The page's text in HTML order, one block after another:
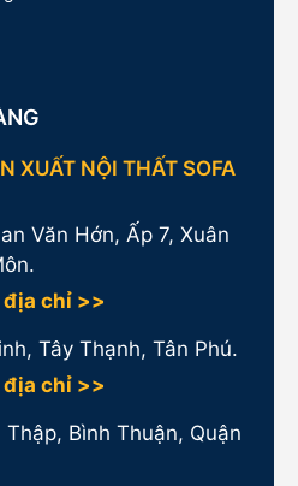
XUẤT NỘI THẤT SOFA
Văn Hớn, Ấp 7, Xuân
địa chỉ >>
Tây Thạnh, Tân Phú.
địa chỉ >>
Bình Thuận, Quận